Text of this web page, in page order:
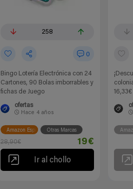
258
0
Bingo Lotería Electrónica con 24
Cartones, 90 Bolas imborrables y
fichas de Juego
ofertas
Hace 4 años
Amazon España Otras Marcas
28,90€ 19€
Ir al chollo